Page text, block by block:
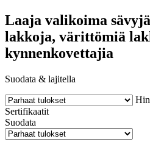
Laaja valikoima
lakkoja, värittömiä
kynnenkovettajia
Suodata & lajitella
Sertifikaatit
Suodata